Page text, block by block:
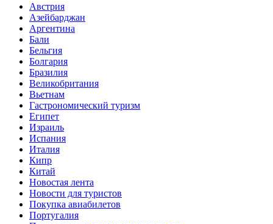
Австрия
Азейбарджан
Аргентина
Бали
Бельгия
Болгария
Бразилия
Великобритания
Вьетнам
Гастрономический туризм
Египет
Израиль
Испания
Италия
Кипр
Китай
Новостая лента
Новости для туристов
Покупка авиабилетов
Португалия